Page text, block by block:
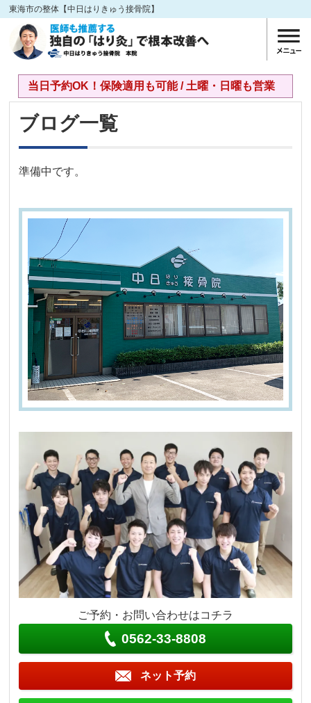
東海市の整体【中日はりきゅう接骨院】
当日予約OK！保険適用も可能 / 土曜・日曜も営業
ブログ一覧
準備中です。
ご予約・お問い合わせはコチラ
0562-33-8808
ネット予約